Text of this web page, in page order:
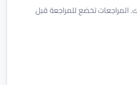
المراجعات تخضع للمراجعة قبل